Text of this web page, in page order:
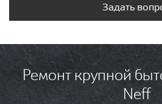
Задать
Ремонт крупной
Neff